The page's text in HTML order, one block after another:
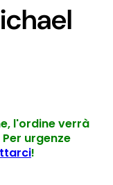
l'ordine verrà
urgenze
!